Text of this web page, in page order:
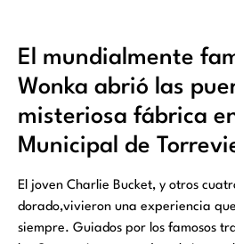
El mundialmente
Wonka abrió las
misteriosa fábrica
Municipal de
El joven Charlie Bucket, y otros
dorado,vivieron una experiencia
siempre. Guiados por los famosos